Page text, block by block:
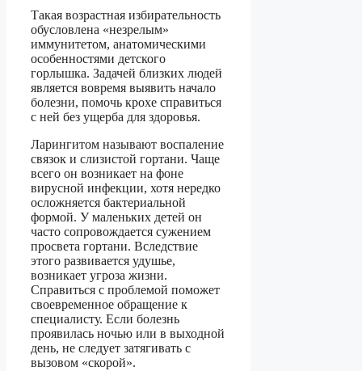
Такая возрастная избирательность
обусловлена «незрелым»
иммунитетом, анатомическими
особенностями детского
горлышка. Задачей близких людей
является вовремя выявить начало
болезни, помочь крохе справиться
с ней без ущерба для здоровья.
Ларингитом называют воспаление
связок и слизистой гортани. Чаще
всего он возникает на фоне
вирусной инфекции, хотя нередко
осложняется бактериальной
формой. У маленьких детей он
часто сопровождается сужением
просвета гортани. Вследствие
этого развивается удушье,
возникает угроза жизни.
Справиться с проблемой поможет
своевременное обращение к
специалисту. Если болезнь
проявилась ночью или в выходной
день, не следует затягивать с
вызовом «скорой».